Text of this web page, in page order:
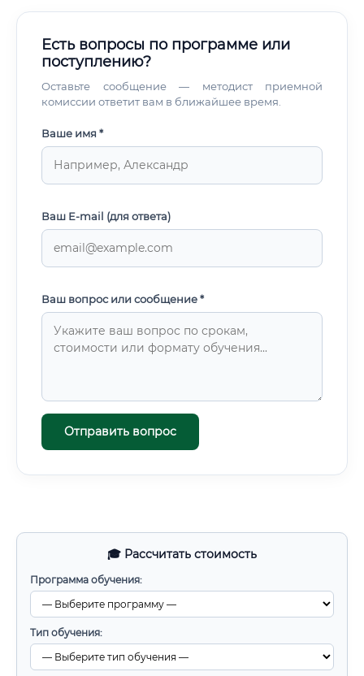
🎓 Рассчитать стоимость
Программа обучения:
Тип обучения:
Есть вопросы по программе или
поступлению?
Оставьте сообщение — методист приемной
комиссии ответит вам в ближайшее время.
Ваше имя *
Ваш E-mail (для ответа)
Ваш вопрос или сообщение *
Отправить вопрос